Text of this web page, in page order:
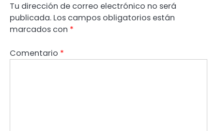
Tu dirección de correo electrónico no será
publicada. Los campos obligatorios están
marcados con *
Comentario *